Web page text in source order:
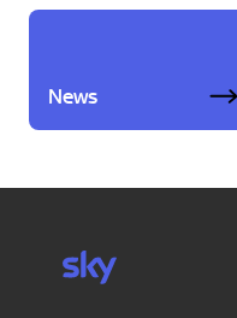
News